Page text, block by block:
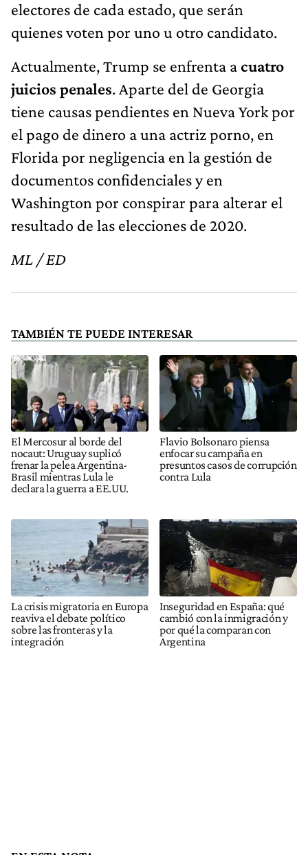
electores de cada estado, que serán
quienes voten por uno u otro candidato.
Actualmente, Trump se enfrenta acuatro
juicios penales. Aparte del de Georgia
tiene causas pendientes en Nueva York por
el pago de dinero a una actriz porno, en
Florida por negligencia en la gestión de
documentos confidenciales y en
Washington por conspirar para alterar el
resultado de las elecciones de 2020.
ML / ED
TAMBIÉN TE PUEDE INTERESAR
El Mercosur al borde del
nocaut: Uruguay suplicó
frenar la pelea Argentina-
Brasil mientras Lula le
declara la guerra a EE.UU.
Flavio Bolsonaro piensa
enfocar su campaña en
presuntos casos de corrupción
contra Lula
La crisis migratoria en Europa
reaviva el debate político
sobre las fronteras y la
integración
Inseguridad en España: qué
cambió con la inmigración y
por qué la comparan con
Argentina